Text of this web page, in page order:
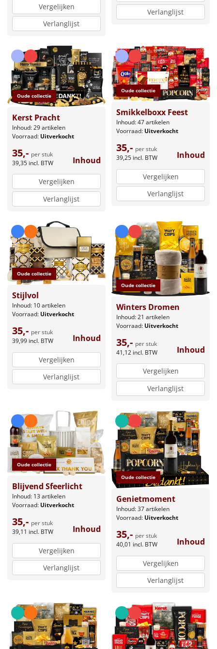
Vergelijken
Verlanglijst
Verlanglijst
Oude collectie
Kerst Pracht
Inhoud: 29 artikelen
Voorraad: Uitverkocht
35,- per stuk
39,35 incl. BTW Inhoud
Vergelijken
Verlanglijst
Oude collectie
Smikkelboxx Feest
Inhoud: 47 artikelen
Voorraad: Uitverkocht
35,- per stuk
39,25 incl. BTW Inhoud
Vergelijken
Verlanglijst
Oude collectie
Stijlvol
Inhoud: 10 artikelen
Voorraad: Uitverkocht
35,- per stuk
39,99 incl. BTW Inhoud
Vergelijken
Verlanglijst
Oude collectie
Winters Dromen
Inhoud: 21 artikelen
Voorraad: Uitverkocht
35,- per stuk
41,12 incl. BTW Inhoud
Vergelijken
Verlanglijst
Oude collectie
Blijvend Sfeerlicht
Inhoud: 13 artikelen
Voorraad: Uitverkocht
35,- per stuk
39,11 incl. BTW Inhoud
Vergelijken
Verlanglijst
Oude collectie
Genietmoment
Inhoud: 37 artikelen
Voorraad: Uitverkocht
35,- per stuk
40,01 incl. BTW Inhoud
Vergelijken
Verlanglijst